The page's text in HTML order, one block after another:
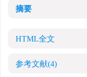
摘要
HTML全文
参考文献(4)